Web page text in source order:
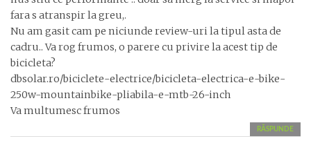
fara s atranspir la greu,.
Nu am gasit cam pe niciunde review-uri la tipul asta de
cadru.. Va rog frumos, o parere cu privire la acest tip de
bicicleta?
dbsolar.ro/biciclete-electrice/bicicleta-electrica-e-bike-
250w-mountainbike-pliabila-e-mtb-26-inch
Va multumesc frumos
RĂSPUNDE